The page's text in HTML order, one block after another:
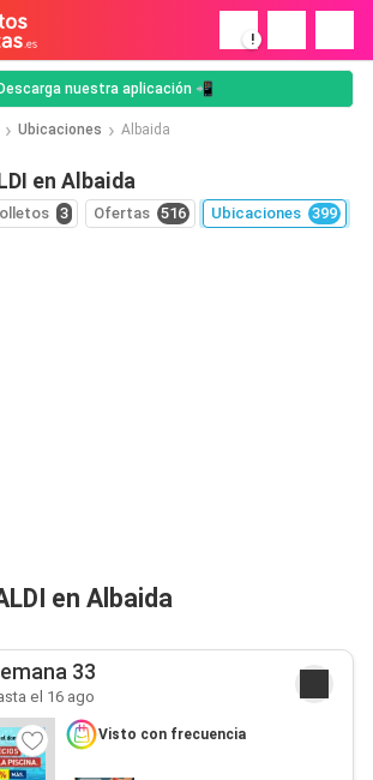
!
Descarga nuestra aplicación 📲
Ubicaciones Albaida
en Albaida
3 Ofertas 516 Ubicaciones 399
en Albaida
33
el 16 ago
Visto con frecuencia